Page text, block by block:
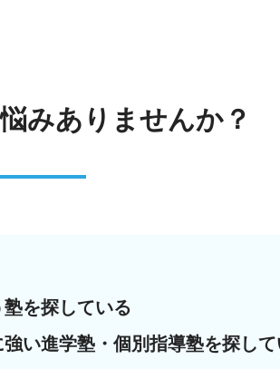
みありませんか？
を探している
い進学塾・個別指導塾を探し